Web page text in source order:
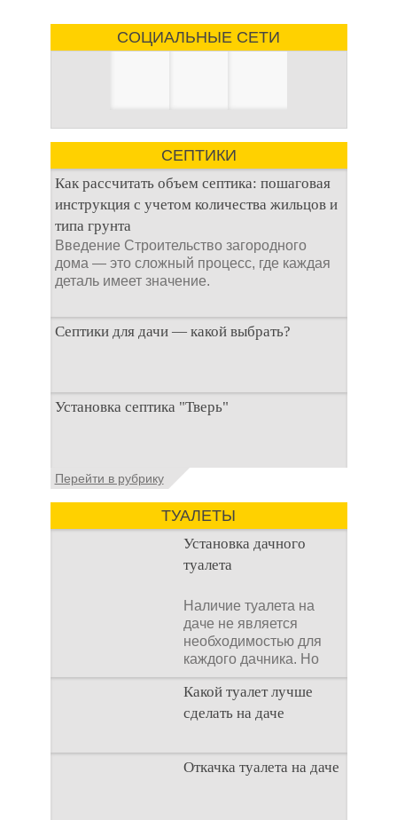
СОЦИАЛЬНЫЕ СЕТИ
СЕПТИКИ
Как рассчитать объем септика: пошаговая
инструкция с учетом количества жильцов и
типа грунта
Введение Строительство загородного
дома — это сложный процесс, где каждая
деталь имеет значение.
Септики для дачи — какой выбрать?
При строительстве дачи одной из
первоочередных задач становится
Установка септика "Тверь"
Установка септика Тверь - важнейший
аспект утилизации сточных вод в частных
домах и на загородных
Перейти в рубрику
ТУАЛЕТЫ
Установка дачного
туалета
Наличие туалета на
даче не является
необходимостью для
каждого дачника. Но
многие люди думают,
что
Какой туалет лучше
сделать на даче
Когда люди долгое
время прибывают на
Откачка туалета на даче